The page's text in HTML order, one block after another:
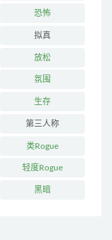
恐怖
拟真
放松
氛围
生存
第三人称
类Rogue
轻度Rogue
黑暗